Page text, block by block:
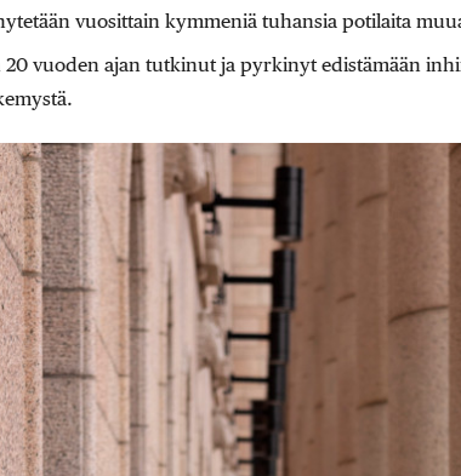
vuosittain kymmeniä tuhansia potilaita
20 vuoden ajan tutkinut ja pyrkinyt edistämään